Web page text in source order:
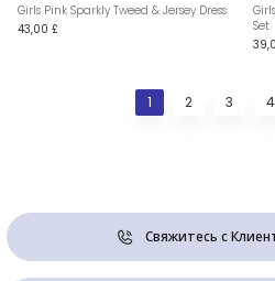
Girls Pink Sparkly Tweed & Jersey Dress
43,00 £
Set
1 2 3 4
Свяжитесь с